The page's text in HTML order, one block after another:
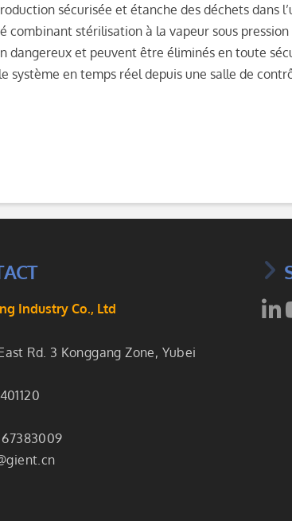
sécurisée et étanche des déchets dans
stérilisation à la vapeur sous pression
dangereux et peuvent être éliminés en toute
en temps réel depuis une salle de
Industry Co., Ltd
Rd. 3 Konggang Zone, Yubei